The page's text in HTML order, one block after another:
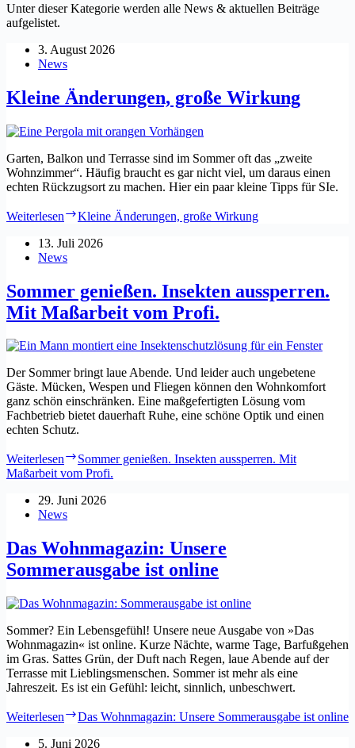
Unter dieser Kategorie werden alle News & aktuellen Beiträge
aufgelistet.
3. August 2026
News
Kleine Änderungen, große Wirkung
Garten, Balkon und Terrasse sind im Sommer oft das „zweite
Wohnzimmer“. Häufig braucht es gar nicht viel, um daraus einen
echten Rückzugsort zu machen. Hier ein paar kleine Tipps für SIe.
Weiterlesen
Kleine Änderungen, große Wirkung
13. Juli 2026
News
Sommer genießen. Insekten aussperren.
Mit Maßarbeit vom Profi.
Der Sommer bringt laue Abende. Und leider auch ungebetene
Gäste. Mücken, Wespen und Fliegen können den Wohnkomfort
ganz schön einschränken. Eine maßgefertigten Lösung vom
Fachbetrieb bietet dauerhaft Ruhe, eine schöne Optik und einen
echten Schutz.
Weiterlesen
Sommer genießen. Insekten aussperren. Mit
Maßarbeit vom Profi.
29. Juni 2026
News
Das Wohnmagazin: Unsere
Sommerausgabe ist online
Sommer? Ein Lebensgefühl! Unsere neue Ausgabe von »Das
Wohnmagazin« ist online. Kurze Nächte, warme Tage, Barfußgehen
im Gras. Sattes Grün, der Duft nach Regen, laue Abende auf der
Terrasse mit Lieblingsmenschen. Sommer ist mehr als eine
Jahreszeit. Es ist ein Gefühl: leicht, sinnlich, unbeschwert.
Weiterlesen
Das Wohnmagazin: Unsere Sommerausgabe ist online
5. Juni 2026